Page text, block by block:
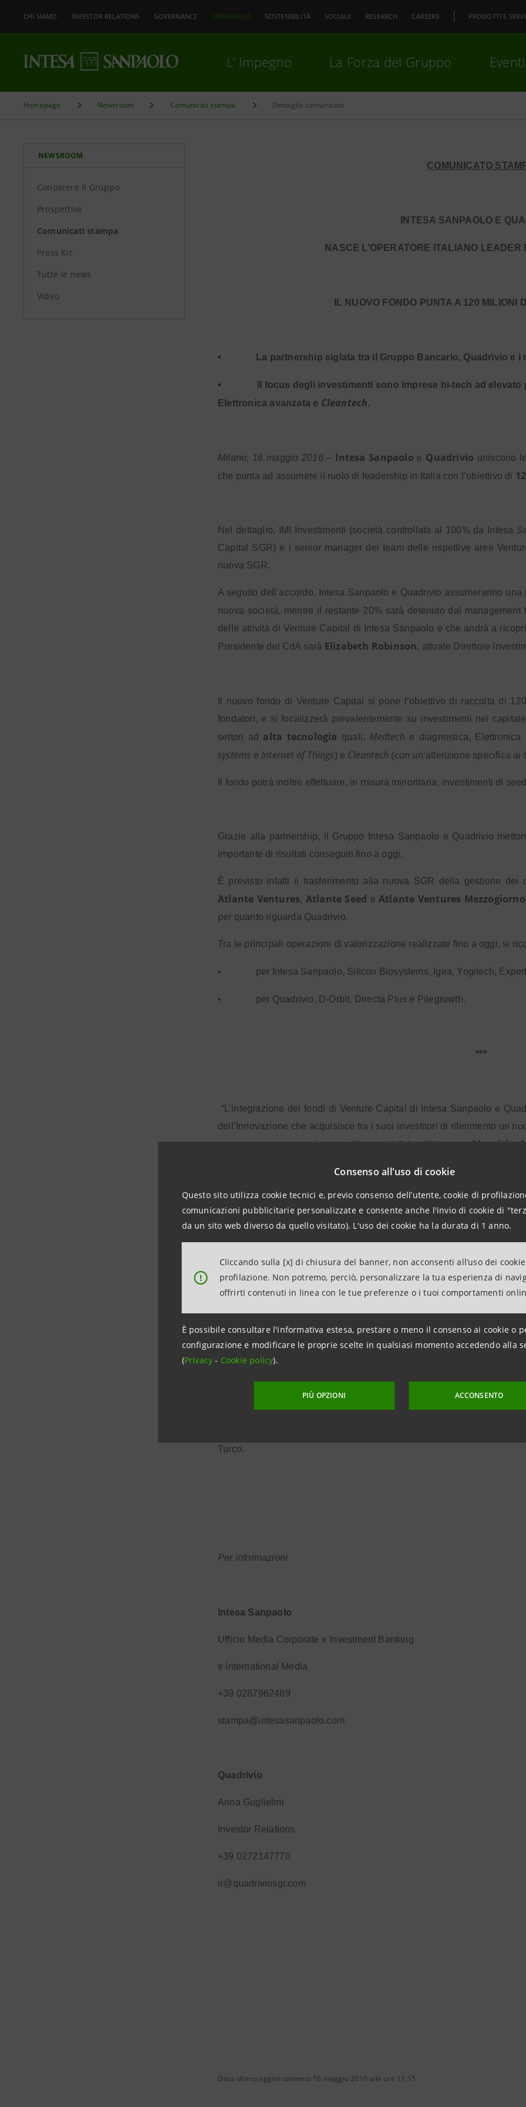
Consenso all'uso di cookie
Questo sito utilizza cookie tecnici e, previo consenso dell’utente, cookie di
comunicazioni pubblicitarie personalizzate e consente anche l'invio di cookie di
da un sito web diverso da quello visitato). L'uso dei cookie ha la durata di 1 anno.
!
Cliccando sulla [x] di chiusura del banner, non acconsenti all’uso dei
profilazione. Non potremo, perciò, personalizzare la tua esperienza di
offrirti contenuti in linea con le tue preferenze o i tuoi comportamenti
È possibile consultare l'informativa estesa, prestare o meno il consenso ai cookie o
configurazione e modificare le proprie scelte in qualsiasi momento accedendo alla
(Privacy- Cookie policy).
PIÙ OPZIONI ACCONSENTO
CHI SIAMO INVESTOR RELATIONS GOVERNANCE NEWSROOM SOSTENIBILITÀ SOCIALE RESEARCH CAREERS PRODOTTI E
L’ Impegno La Forza del Gruppo
Homepage Newsroom Comunicati stampa Dettaglio comunicato
NEWSROOM
Conoscere il Gruppo
Prospettive
Comunicati stampa
Press Kit
Tutte le news
Video
COMUNICATO
INTESA SANPAOLO E
NASCE L’OPERATORE ITALIANO
IL NUOVO FONDO PUNTA A 120 MILIONI
• La partnership siglata tra il Gruppo Bancario, Quadrivio e i
• Il focus degli investimenti sono imprese hi-tech ad
Elettronica avanzata e Cleantech.
Milano, 16 maggio 2016– Intesa Sanpaolo e Quadrivio uniscono
che punta ad assumere il ruolo di leadership in Italia con l’obiettivo di
Nel dettaglio, IMI Investimenti (società controllata al 100% da Intesa
Capital SGR) e i senior manager dei team delle rispettive aree
nuova SGR.
A seguito dell’accordo, Intesa Sanpaolo e Quadrivio assumeranno
nuova società, mentre il restante 20% sarà detenuto dal management
delle attività di Venture Capital di Intesa Sanpaolo e che andrà a
Presidente del CdA sarà Elizabeth Robinson , attuale Direttore
Il nuovo fondo di Venture Capital si pone l’obiettivo di raccolta di
fondatori, e si focalizzerà prevalentemente su investimenti nel
settori ad alta tecnologia quali: Medtech e diagnostica,
systems e Internet of Things) e Cleantech (con un’attenzione specifica ai
Il fondo potrà inoltre effettuare, in misura minoritaria, investimenti di
Grazie alla partnership, il Gruppo Intesa Sanpaolo e Quadrivio
importante di risultati conseguiti fino a oggi.
È previsto infatti il trasferimento alla nuova SGR della gestione dei
Atlante Ventures, Atlante Seed e Atlante Ventures Mezzogiorno
per quanto riguarda Quadrivio.
Tra le principali operazioni di valorizzazione realizzate fino a oggi, si
• per Intesa Sanpaolo, Silicon Biosystems, Igea, Yogitech,
• per Quadrivio, D-Orbit, Directa Plus e Pilegrowth.
***
“L’integrazione dei fondi di Venture Capital di Intesa Sanpaolo e
dell’Innovazione che acquisisce tra i suoi investitori di riferimento un
successo e con ampi spazi di crescita” ha dichiaratoMaurizio
. “L’Innovation Center di Intesa Sanpaolo ha sviluppato
delle realtà innovative, investimento e business development,
imprese del nostro Paese”.
“Siamo estremamente soddisfatti di poter dare vita assieme ad
diventerà l’operatore di Venture Capital di riferimento in Italia non
esperienza del management che prenderà parte dell’iniziativa”, ha
. “L’obiettivo è creare un
“Il nuovo fondo avrà le risorse per investire in maniera significativa
quelle presenti nel nostro Paese, ma con una prospettiva che si
Davide Turco , Amministratore Delegato della nuova
sinergie fra i partner dell’iniziativa, ci auguriamo di attrarre l’interesse
Turco.
Per informazioni
Intesa Sanpaolo
Ufficio Media Corporate e Investment Banking
e International Media
+39 0287962489
stampa@intesasanpaolo.com
Quadrivio
Anna Guglielmi
Investor Relations
+39 0272147770
ir@quadriviosgr.com
Data ultimo aggiornamento 16 maggio 2016 alle ore 11:15